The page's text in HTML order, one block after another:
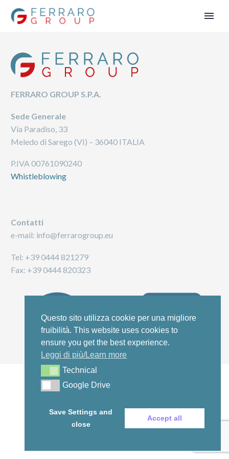
FERRARO GROUP S.P.A.
Sede Generale
Via Paradiso, 33
Meledo di Sarego (VI) – 36040 ITALIA
P.IVA 00761090240
Whistleblowing
Contatti
e-mail: info@ferrarogroup.eu
Tel: +39 0444 821279
Fax: +39 0444 820323
Questo sito utilizza cookie per una migliore
fruibilità. This website uses cookies to
ensure you get the best experience.
Leggi di più/Learn more
TechnicalTechnical
Google Drive
Google Drive
Save Settings and
close
Accept all